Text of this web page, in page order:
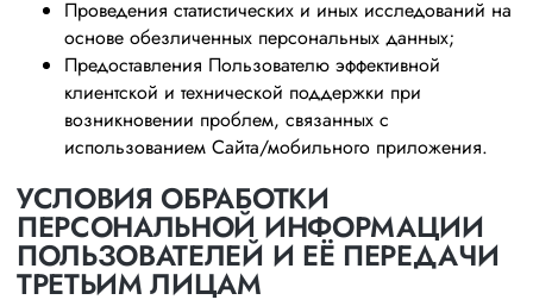
Проведения статистических и иных исследований на
основе обезличенных персональных данных;
Предоставления Пользователю эффективной
клиентской и технической поддержки при
возникновении проблем, связанных с
использованием Сайта/мобильного приложения.
УСЛОВИЯ ОБРАБОТКИ
ПЕРСОНАЛЬНОЙ ИНФОРМАЦИИ
ПОЛЬЗОВАТЕЛЕЙ И ЕЁ ПЕРЕДАЧИ
ТРЕТЬИМ ЛИЦАМ